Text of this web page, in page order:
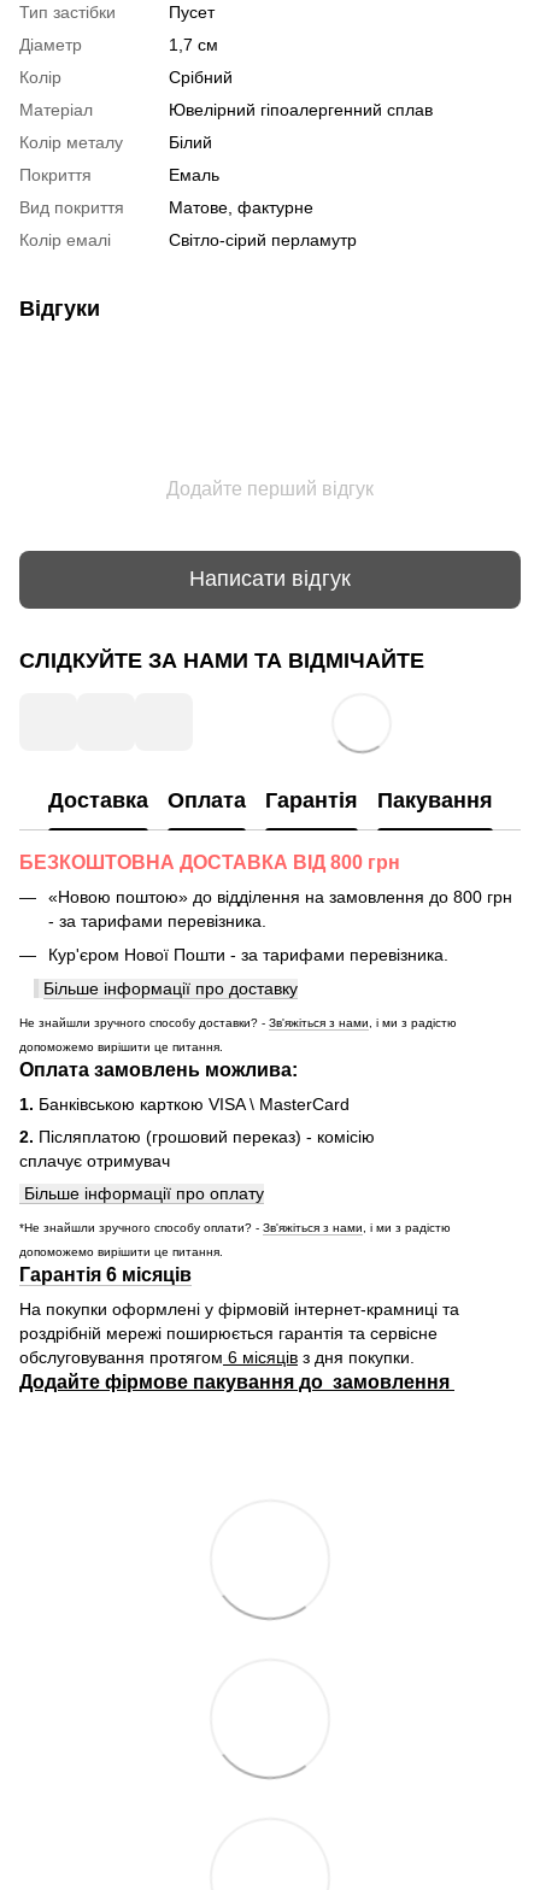
Тип застібки
Пусет
Діаметр
1,7 см
Колір
Срібний
Матеріал
Ювелірний гіпоалергенний сплав
Колір металу
Білий
Покриття
Емаль
Вид покриття
Матове, фактурне
Колір емалі
Світло-сірий перламутр
Відгуки
Додайте перший відгук
Написати відгук
СЛІДКУЙТЕ ЗА НАМИ ТА ВІДМІЧАЙТЕ
Доставка Оплата Гарантія Пакування
БЕЗКОШТОВНА ДОСТАВКА ВІД 800 грн
«Новою поштою» до відділення на замовлення до 800 грн
- за тарифами перевізника.
Кур'єром Нової Пошти - за тарифами перевізника.
Більше інформації про доставку
Не знайшли зручного способу доставки? - Зв'яжіться з нами, і ми з радістю
допоможемо вирішити це питання.
Оплата замовлень можлива:
1. Банківською карткою VISA \ MasterCard
2. Післяплатою (грошовий переказ) - комісію
сплачує отримувач
Більше інформації про оплату
*Не знайшли зручного способу оплати? - Зв'яжіться з нами, і ми з радістю
допоможемо вирішити це питання.
Гарантія 6 місяців
На покупки оформлені у фірмовій інтернет-крамниці та
роздрібній мережі поширюється гарантія та сервісне
обслуговування протягом 6 місяців з дня покупки.
Додайте фірмове пакування до замовлення